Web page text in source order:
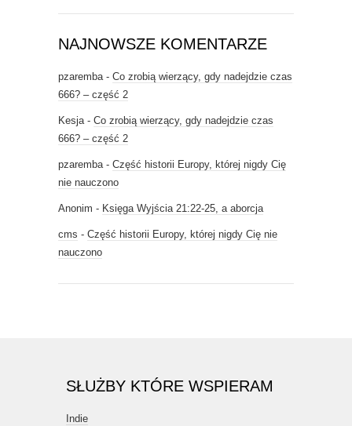
NAJNOWSZE KOMENTARZE
pzaremba- Co zrobią wierzący, gdy nadejdzie czas
666? – część 2
Kesja- Co zrobią wierzący, gdy nadejdzie czas
666? – część 2
pzaremba- Część historii Europy, której nigdy Cię
nie nauczono
Anonim - Księga Wyjścia 21:22-25, a aborcja
cms - Część historii Europy, której nigdy Cię nie
nauczono
SŁUŻBY KTÓRE WSPIERAM
Indie